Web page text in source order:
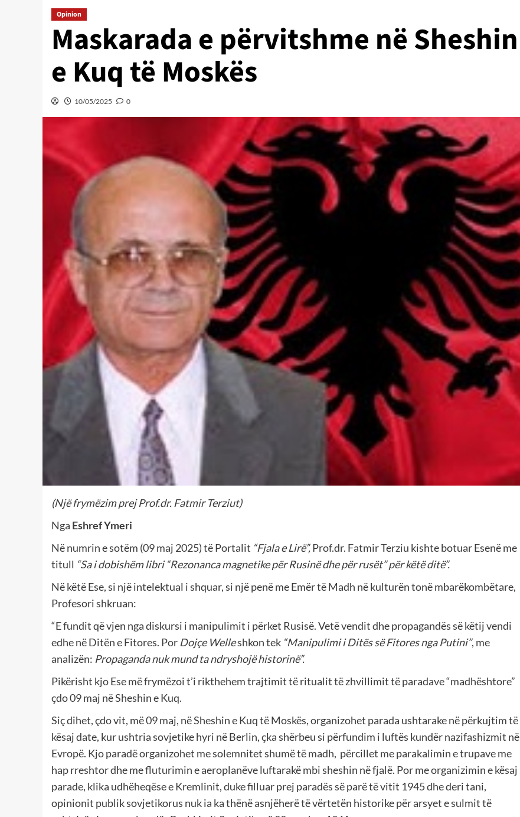
Opinion
Maskarada e përvitshme në Sheshin
e Kuq të Moskës
10/05/2025 0
(Një frymëzim prej Prof.dr. Fatmir Terziut)
Nga Eshref Ymeri
Në numrin e sotëm (09 maj 2025) të Portalit “Fjala e Lirë”,Prof.dr. Fatmir Terziu kishte botuar Esenë me
titull “Sa i dobishëm libri “Rezonanca magnetike për Rusinë dhe për rusët” për këtë ditë”.
Në këtë Ese, si një intelektual i shquar, si një penë me Emër të Madh në kulturën tonë mbarëkombëtare,
Profesori shkruan:
“E fundit që vjen nga diskursi i manipulimit i përket Rusisë. Vetë vendit dhe propagandës së këtij vendi
edhe në Ditën e Fitores. Por Dojçe Welleshkon tek “Manipulimi i Ditës së Fitores nga Putini”, me
analizën: Propaganda nuk mund ta ndryshojë historinë”.
Pikërisht kjo Ese më frymëzoi t’i rikthehem trajtimit të ritualit të zhvillimit të paradave “madhështore”
çdo 09 maj në Sheshin e Kuq.
Siç dihet, çdo vit, më 09 maj, në Sheshin e Kuq të Moskës, organizohet parada ushtarake në përkujtim të
kësaj date, kur ushtria sovjetike hyri në Berlin, çka shërbeu si përfundim i luftës kundër nazifashizmit në
Evropë. Kjo paradë organizohet me solemnitet shumë të madh, përcillet me parakalimin e trupave me
hap rreshtor dhe me fluturimin e aeroplanëve luftarakë mbi sheshin në fjalë. Por me organizimin e kësaj
parade, klika udhëheqëse e Kremlinit, duke filluar prej paradës së parë të vitit 1945 dhe deri tani,
opinionit publik sovjetikorus nuk ia ka thënë asnjëherë të vërtetën historike për arsyet e sulmit të